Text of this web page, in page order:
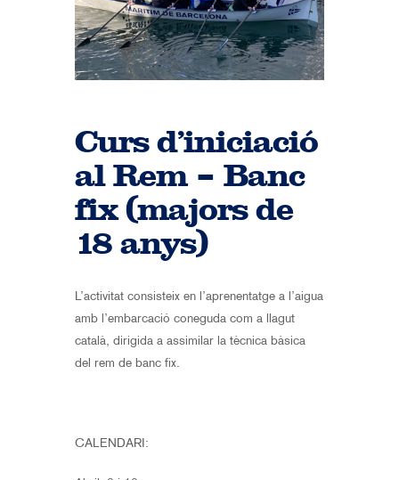
Curs d’iniciació
al Rem – Banc
fix (majors de
18 anys)
L’activitat consisteix en l’aprenentatge a l’aigua
amb l’embarcació coneguda com a llagut
català, dirigida a assimilar la tècnica bàsica
del rem de banc fix.
CALENDARI: